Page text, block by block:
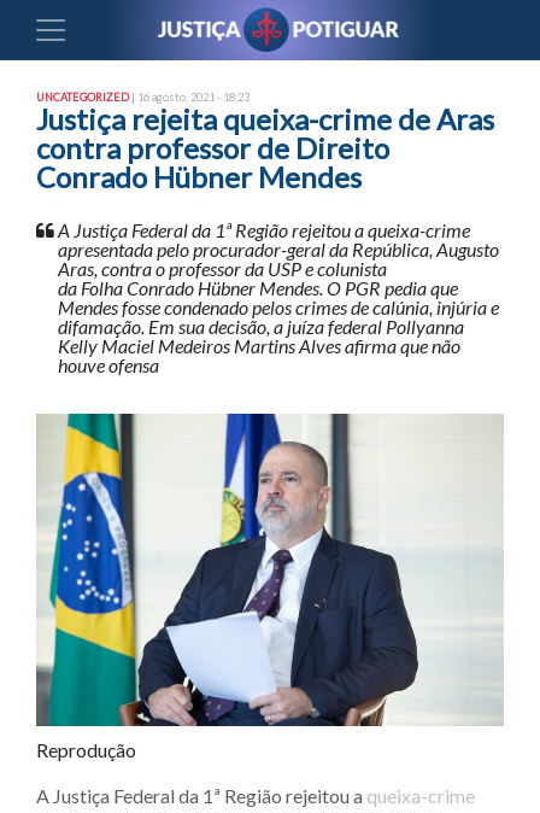
UNCATEGORIZED| 16 agosto, 2021 - 18:23
Justiça rejeita queixa-crime de Aras
contra professor de Direito
Conrado Hübner Mendes
A Justiça Federal da 1ª Região rejeitou a queixa-crime
apresentada pelo procurador-geral da República, Augusto
Aras, contra o professor da USP e colunista
da Folha Conrado Hübner Mendes. O PGR pedia que
Mendes fosse condenado pelos crimes de calúnia, injúria e
difamação. Em sua decisão, a juíza federal Pollyanna
Kelly Maciel Medeiros Martins Alves afirma que não
houve ofensa
Reprodução
A Justiça Federal da 1ª Região rejeitou a queixa-crime